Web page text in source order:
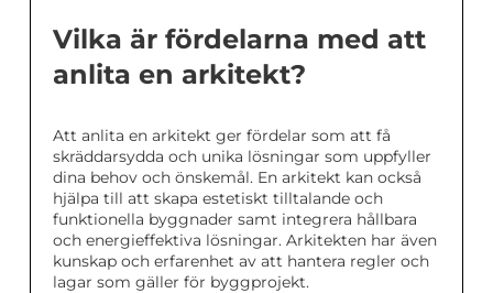
Vilka är fördelarna med att
anlita en arkitekt?
Att anlita en arkitekt ger fördelar som att få
skräddarsydda och unika lösningar som uppfyller
dina behov och önskemål. En arkitekt kan också
hjälpa till att skapa estetiskt tilltalande och
funktionella byggnader samt integrera hållbara
och energieffektiva lösningar. Arkitekten har även
kunskap och erfarenhet av att hantera regler och
lagar som gäller för byggprojekt.